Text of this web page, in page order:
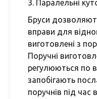
3. Паралельні
Бруси
вправи для
виготовлені з
Поручні
регулюються по
запобігають
поручнів під час